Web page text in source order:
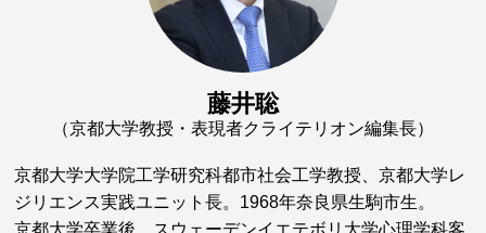
藤井聡
（京都大学教授・表現者クライテリオン編集長）
京都大学大学院工学研究科都市社会工学教授、京都大学レ
ジリエンス実践ユニット長。1968年奈良県生駒市生。
京都大学卒業後、スウェーデンイエテボリ大学心理学科客